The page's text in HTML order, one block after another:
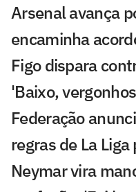
Arsenal avança
encaminha
Figo dispara
'Baixo,
Federação
regras de La
Neymar vira